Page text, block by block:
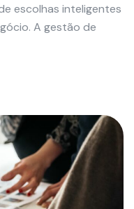
escolhas inteligentes
A gestão de